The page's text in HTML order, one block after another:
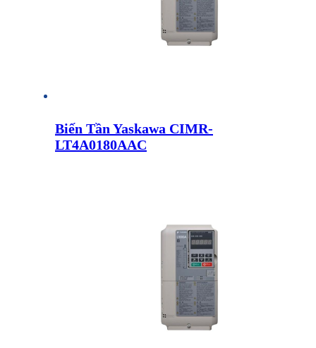
Biến Tần Yaskawa CIMR-
LT4A0180AAC